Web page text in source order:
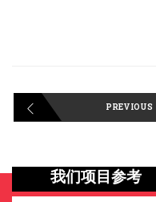
PREVIOUS
我们项目参考